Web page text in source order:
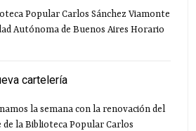
Popular Carlos Sánchez Viamonte
Autónoma de Buenos Aires Horario
cartelería
la semana con la renovación del
la Biblioteca Popular Carlos